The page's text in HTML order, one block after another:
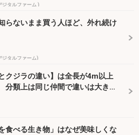
ジタルファーム )
らないまま買う人ほど、外れ続け
ジタルファーム)
クジラの違い】は全長が4m以上
類上は同じ仲間で違いは大き
食べる生き物」はなぜ美味しくな